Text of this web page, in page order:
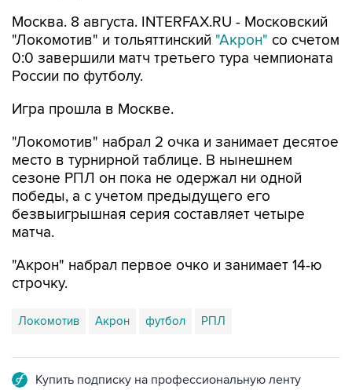
Москва. 8 августа. INTERFAX.RU - Московский
"Локомотив" и тольяттинский "Акрон" со счетом
0:0 завершили матч третьего тура чемпионата
России по футболу.
Игра прошла в Москве.
"Локомотив" набрал 2 очка и занимает десятое
место в турнирной таблице. В нынешнем
сезоне РПЛ он пока не одержал ни одной
победы, а с учетом предыдущего его
безвыигрышная серия составляет четыре
матча.
"Акрон" набрал первое очко и занимает 14-ю
строчку.
Локомотив Акрон футбол РПЛ
Купить подписку на профессиональную ленту